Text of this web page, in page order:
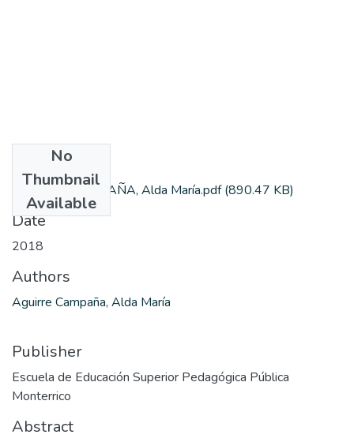
No
Thumbnail
Available
AGUIRRE CAMPAÑA, Alda María.pdf(890.47 KB)
Date
2018
Authors
Aguirre Campaña, Alda María
Publisher
Escuela de Educación Superior Pedagógica Pública
Monterrico
Abstract